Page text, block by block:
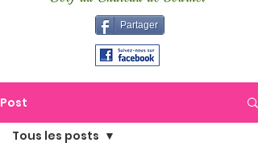
Partager
Post
Tous les posts